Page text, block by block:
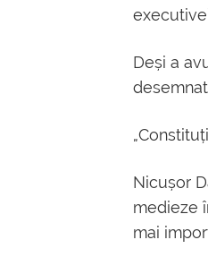
Deși a
Nicușor
medieze
mai